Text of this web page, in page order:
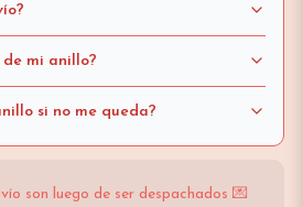
mi anillo?
si no me queda?
son luego de ser despachados 💌